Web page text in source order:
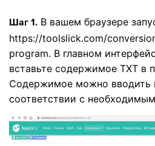
Шаг 1. В вашем браузере
https://toolslick.com/
program. В главном
вставьте содержимое TXT в
Содержимое можно вводить
соответствии с